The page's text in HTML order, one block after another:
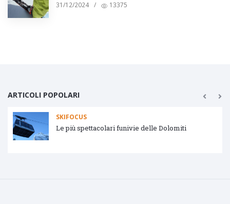
31/12/2024 / 13375
ARTICOLI POPOLARI
SKIFOCUS
Le più spettacolari funivie delle Dolomiti